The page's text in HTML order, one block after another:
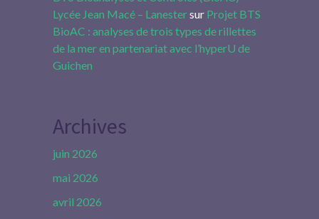
Lycée Jean Macé – Lanestersur Projet BTS
BioAC : analyses de trois types de rillettes
de la mer en partenariat avec l’hyperU de
Guichen
Archives
juin 2026
mai 2026
avril 2026